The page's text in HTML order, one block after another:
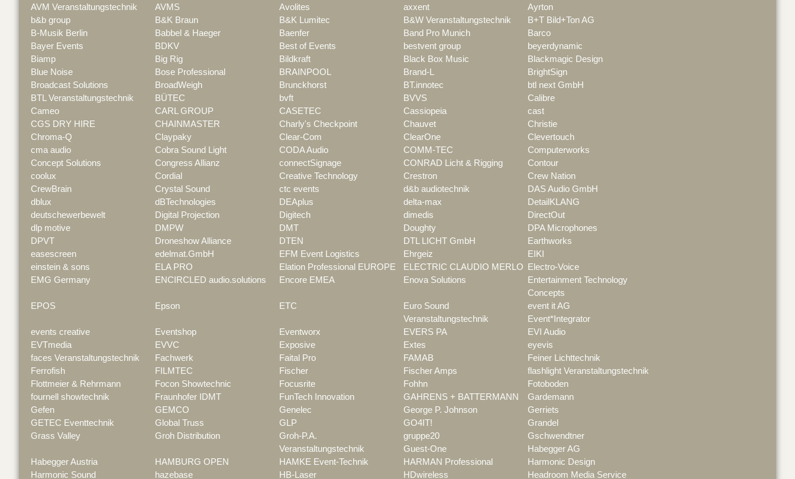
AVM Veranstaltungstechnik
AVMS Avolites axxent
Ayrton
b&b group
B&K Braun B&K Lumitec B&W Veranstaltungstechnik
B+T Bild+Ton AG
B-Musik Berlin
Babbel & Haeger Baenfer Band Pro Munich
Barco
Bayer Events
BDKV Best of Events bestvent group
beyerdynamic
Biamp
Big Rig Bildkraft Black Box Music
Blackmagic Design
Blue Noise
Bose Professional BRAINPOOL Brand-L
BrightSign
Broadcast Solutions
BroadWeigh Brunckhorst BT.innotec
btl next GmbH
BTL Veranstaltungstechnik
BÜTEC bvft BVVS
Calibre
Cameo
CARL GROUP CASETEC Cassiopeia
cast
CGS DRY HIRE
CHAINMASTER Charly's Checkpoint Chauvet
Christie
Chroma-Q
Claypaky Clear-Com ClearOne
Clevertouch
cma audio
Cobra Sound Light CODA Audio COMM-TEC
Computerworks
Concept Solutions
Congress Allianz connectSignage CONRAD Licht & Rigging
Contour
coolux
Cordial Creative Technology Crestron
Crew Nation
CrewBrain
Crystal Sound ctc events d&b audiotechnik
DAS Audio GmbH
dblux
dBTechnologies DEAplus delta-max
DetailKLANG
deutschewerbewelt
Digital Projection Digitech dimedis
DirectOut
dlp motive
DMPW DMT Doughty
DPA Microphones
DPVT
Droneshow Alliance DTEN DTL LICHT GmbH
Earthworks
easescreen
edelmat.GmbH EFM Event Logistics Ehrgeiz
EIKI
einstein & sons
ELA PRO Elation Professional EUROPE ELECTRIC CLAUDIO MERLO
Electro-Voice
EMG Germany
ENCIRCLED audio.solutions Encore EMEA Enova Solutions
Entertainment Technology
Concepts
EPOS
Epson ETC
Euro Sound
Veranstaltungstechnik
event it AG
Event*Integrator
events creative
Eventshop Eventworx EVERS PA
EVI Audio
EVTmedia
EVVC Exposive Extes
eyevis
faces Veranstaltungstechnik
Fachwerk Faital Pro FAMAB
Feiner Lichttechnik
Ferrofish
FILMTEC Fischer Fischer Amps
flashlight Veranstaltungstechnik
Flottmeier & Rehrmann
Focon Showtechnic Focusrite Fohhn
Fotoboden
fournell showtechnik
Fraunhofer IDMT FunTech Innovation GAHRENS + BATTERMANN
Gardemann
Gefen
GEMCO Genelec George P. Johnson
Gerriets
GETEC Eventtechnik
Global Truss GLP GO4IT!
Grandel
Grass Valley
Groh Distribution
Groh-P.A.
Veranstaltungstechnik
gruppe20
Gschwendtner
Guest-One
Habegger AG
Habegger Austria
HAMBURG OPEN HAMKE Event-Technik HARMAN Professional
Harmonic Design
Harmonic Sound
hazebase HB-Laser HDwireless Headroom Media Service